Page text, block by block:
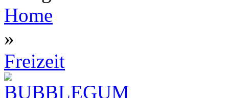
Home
»
Freizeit